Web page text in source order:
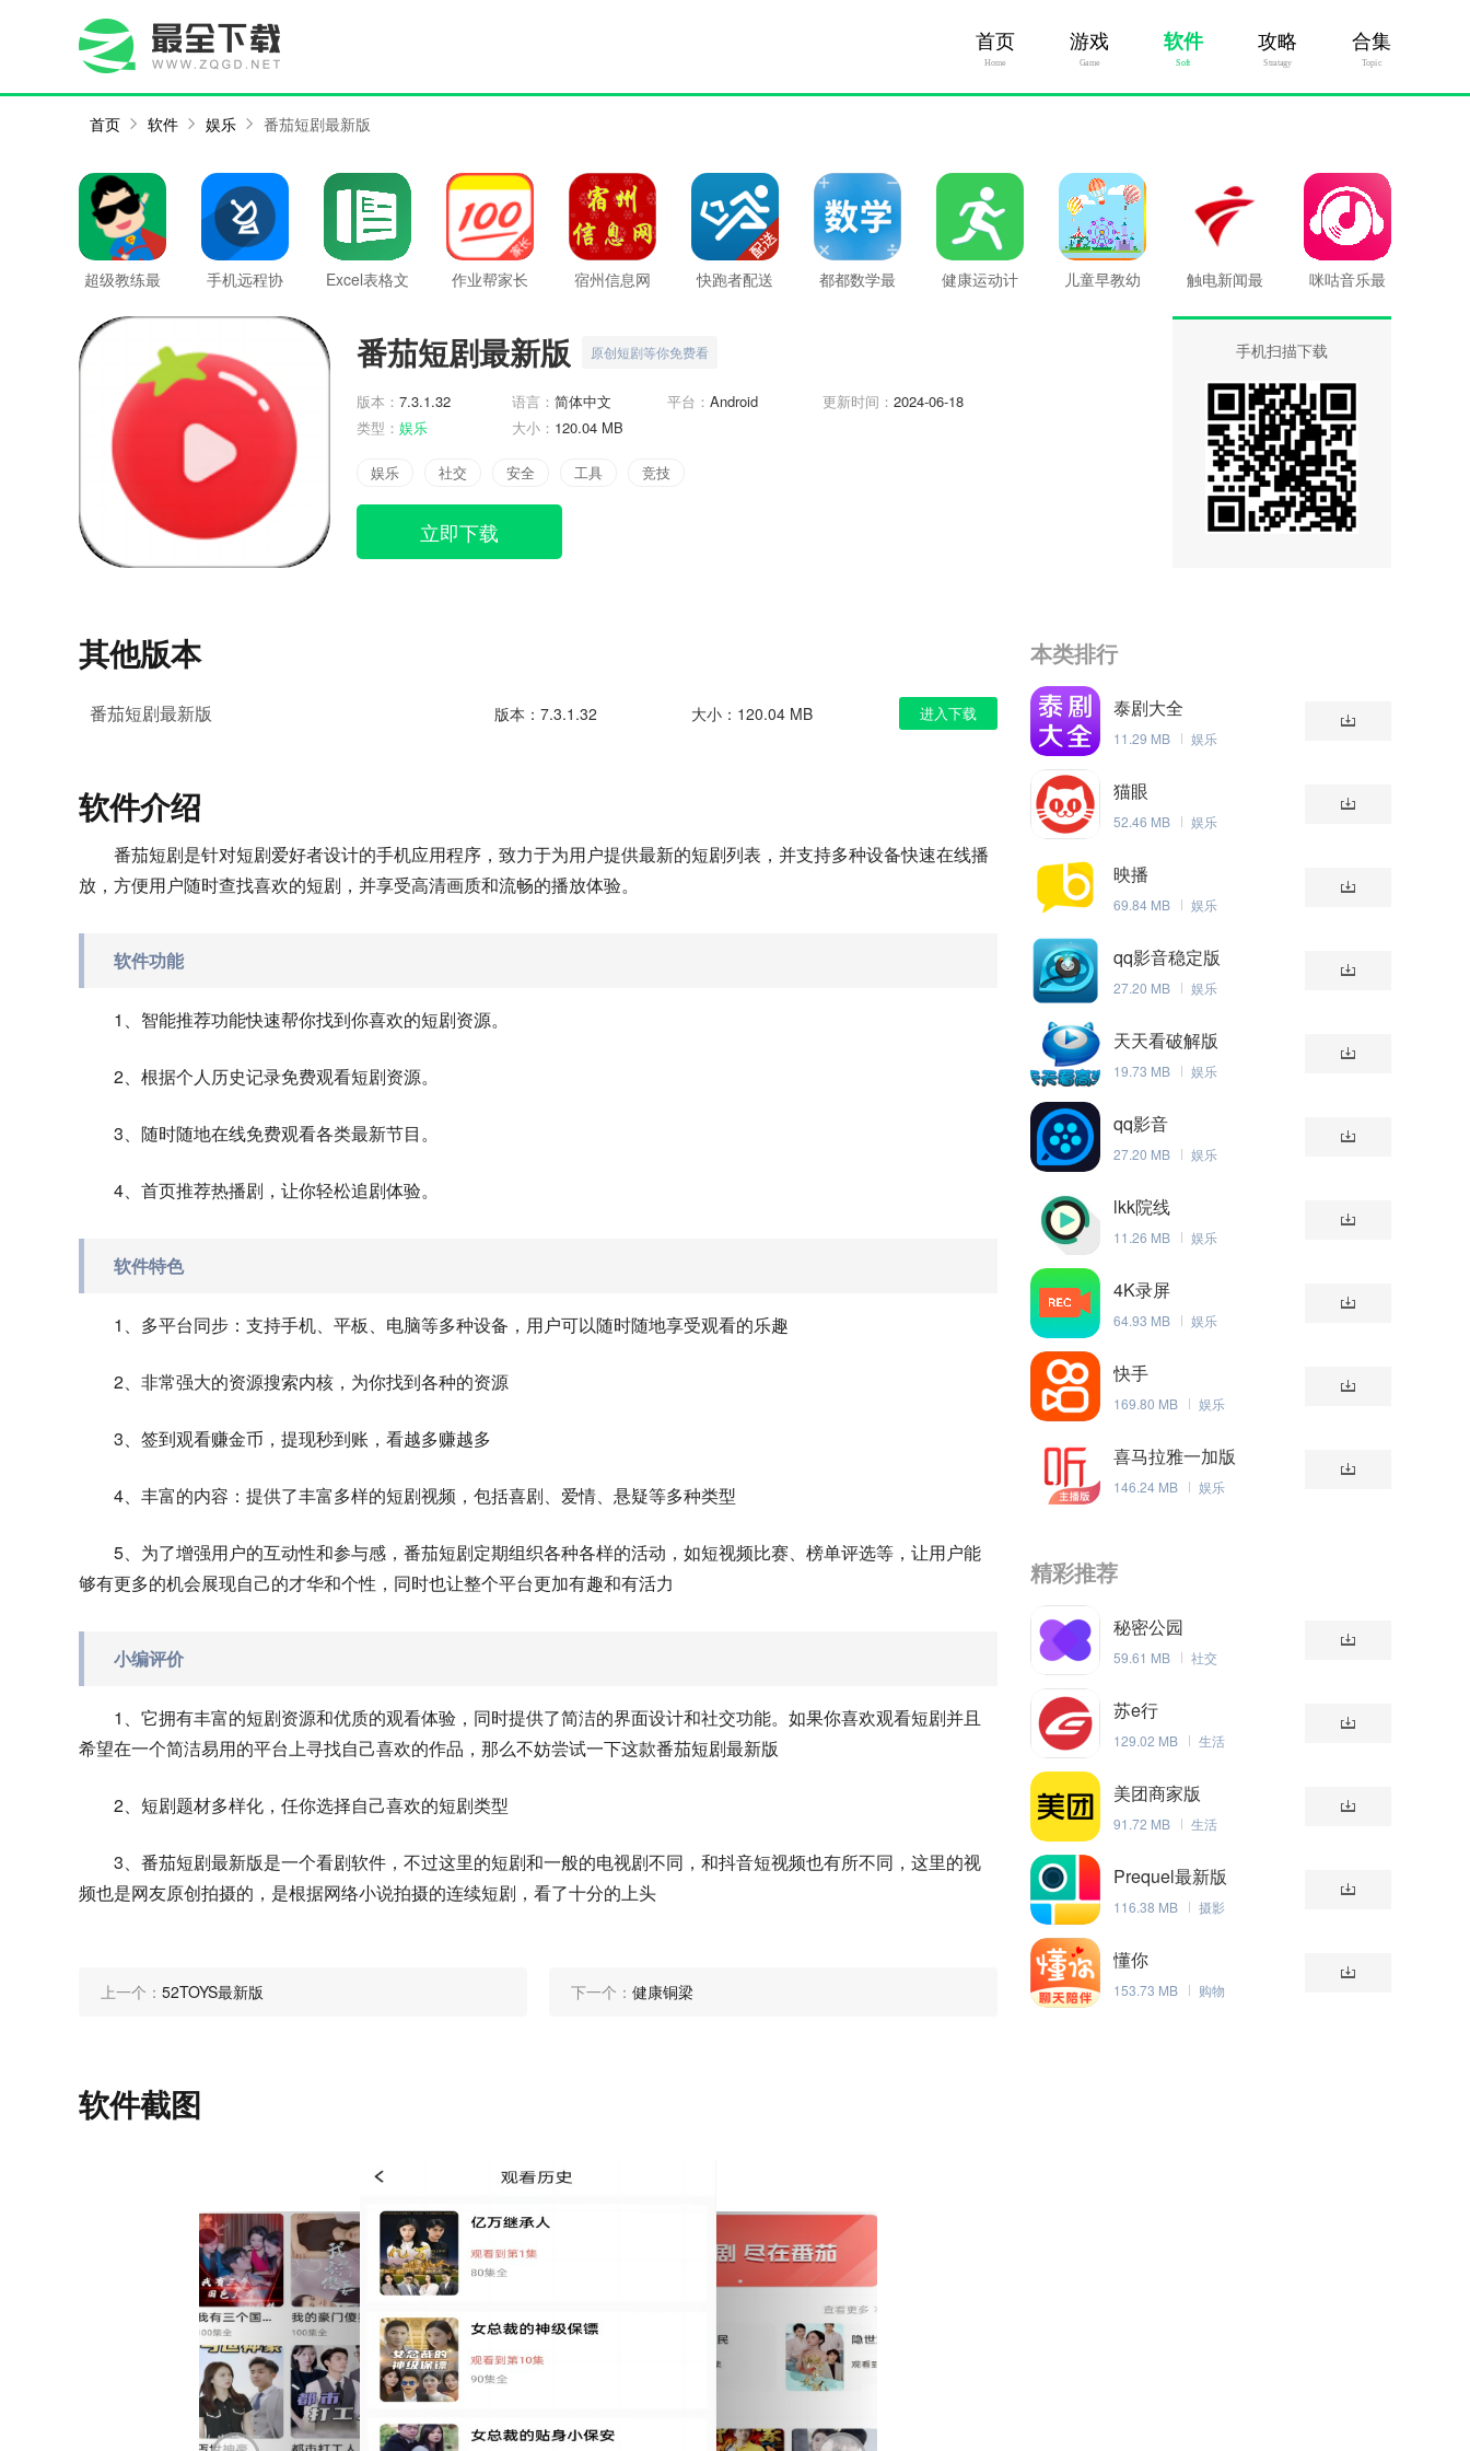
首页
Home
游戏
Game
软件
Soft
攻略
Stratagy
合集
Topic
首页 软件 娱乐 番茄短剧最新版
超级教练最
手机远程协
版
Excel表格文
作业帮家长
宿州信息网
快跑者配送
都都数学最
健康运动计
儿童早教幼
触电新闻最
咪咕音乐最
手机扫描下载
番茄短剧最新版 原创短剧等你免费看
版本： 7.3.1.32 语言： 简体中文 平台： Android 更新时间： 2024-06-18
类型： 娱乐 大小： 120.04 MB
娱乐 社交 安全 工具 竞技
立即下载
其他版本
番茄短剧最新版 版本：7.3.1.32 大小：120.04 MB 进入下载
软件介绍
番茄短剧是针对短剧爱好者设计的手机应用程序，致力于为用户提供最新的短剧列表，并支持多种设备快速在线播
放，方便用户随时查找喜欢的短剧，并享受高清画质和流畅的播放体验。
软件功能
1、智能推荐功能快速帮你找到你喜欢的短剧资源。
2、根据个人历史记录免费观看短剧资源。
3、随时随地在线免费观看各类最新节目。
4、首页推荐热播剧，让你轻松追剧体验。
软件特色
1、多平台同步：支持手机、平板、电脑等多种设备，用户可以随时随地享受观看的乐趣
2、非常强大的资源搜索内核，为你找到各种的资源
3、签到观看赚金币，提现秒到账，看越多赚越多
4、丰富的内容：提供了丰富多样的短剧视频，包括喜剧、爱情、悬疑等多种类型
5、为了增强用户的互动性和参与感，番茄短剧定期组织各种各样的活动，如短视频比赛、榜单评选等，让用户能
够有更多的机会展现自己的才华和个性，同时也让整个平台更加有趣和有活力
小编评价
1、它拥有丰富的短剧资源和优质的观看体验，同时提供了简洁的界面设计和社交功能。如果你喜欢观看短剧并且
希望在一个简洁易用的平台上寻找自己喜欢的作品，那么不妨尝试一下这款番茄短剧最新版
2、短剧题材多样化，任你选择自己喜欢的短剧类型
3、番茄短剧最新版是一个看剧软件，不过这里的短剧和一般的电视剧不同，和抖音短视频也有所不同，这里的视
频也是网友原创拍摄的，是根据网络小说拍摄的连续短剧，看了十分的上头
上一个： 52TOYS最新版 下一个： 健康铜梁
软件截图
本类排行
泰剧大全
11.29 MB 娱乐
猫眼
52.46 MB 娱乐
映播
69.84 MB 娱乐
qq影音稳定版
27.20 MB 娱乐
天天看破解版
19.73 MB 娱乐
qq影音
27.20 MB 娱乐
lkk院线
11.26 MB 娱乐
4K录屏
64.93 MB 娱乐
快手
169.80 MB 娱乐
喜马拉雅一加版
146.24 MB 娱乐
精彩推荐
秘密公园
59.61 MB 社交
苏e行
129.02 MB 生活
美团商家版
91.72 MB 生活
Prequel最新版
116.38 MB 摄影
懂你
153.73 MB 购物